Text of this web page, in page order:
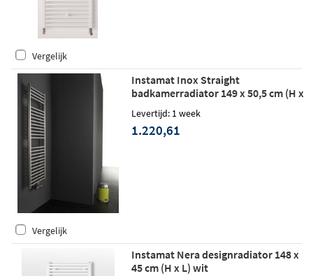
Vergelijk
Instamat Inox Straight
badkamerradiator 149 x 50,5 cm (H x
L) gepolijst rvs
Levertijd: 1 week
1.220,61
Vergelijk
Instamat Nera designradiator 148 x
45 cm (H x L) wit